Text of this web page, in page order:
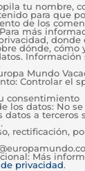
tu nombre,
para que
de los
más
donde
dónde, cómo
Información
Mundo
Controlar el
consentimiento
los datos: No se
datos a terceros
rectificación,
Más
privacidad.